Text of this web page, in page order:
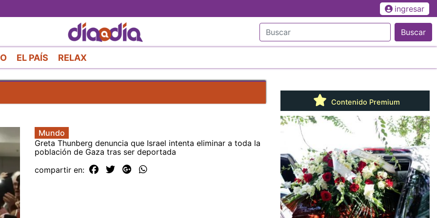
al
contenido
principal
ingresar
Buscar
EL PAÍS RELAX
Mundo
Greta Thunberg denuncia que Israel intenta eliminar a toda la
población de Gaza tras ser deportada
compartir en:
Contenido Premium